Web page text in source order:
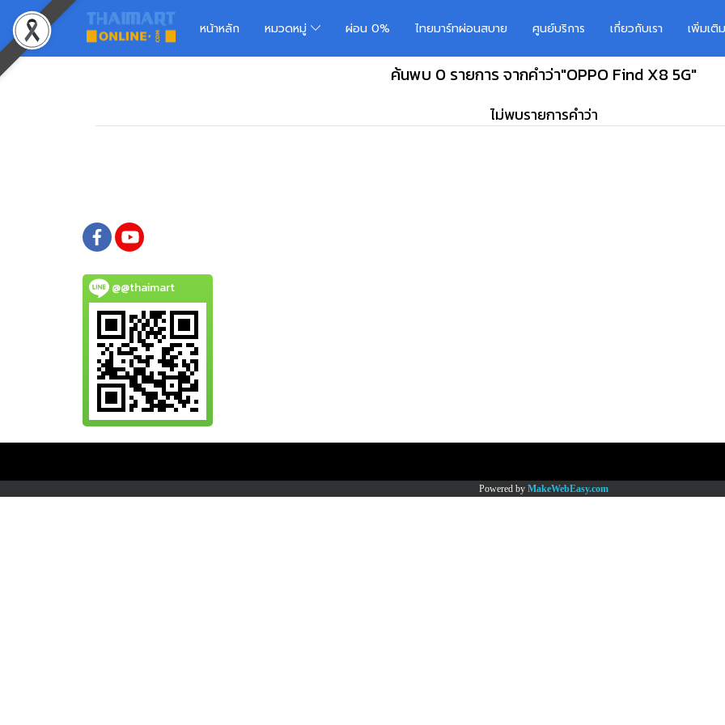
หน้าหลัก หมวดหมู่ ผ่อน 0% ไทยมาร์ทผ่อนสบาย ศูนย์บริการ เกี่ยวกับเรา เพิ่มเ
ค้นพบ 0 รายการ จากคำว่า"OPPO Find X8 5G"
ไม่พบรายการคำว่า
@@thaimart
Powered by MakeWebEasy.com